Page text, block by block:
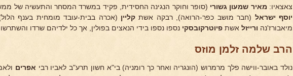
צאצאיו: מאיר שמעון גשורי (סופר וחוקר הנגינה החסידית, פקיד במשרד המסחר והתעשיה של
יוסף ישראל (חבר מושב כפר-הרואה), רבקה אשת קליין (אכרה בבית-עובד מומחית בענף
מיאבורז'נה ורייזל אשת פיוטרקובסקי נספו נספו בידי הנאצים בפולין, אך כל ילדיהם שרדו והשתרשו
הרב שלמה זלמן מוזס
נולד באובר-ווישה פלך מרמרוש (הונגריה ואחר כך רומניה) בי"א חשון תרע"ב לאביו רבי אפרים